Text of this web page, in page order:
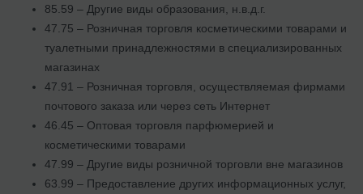
85.59 – Другие виды образования, н.в.д.г.
47.75 – Розничная торговля косметическими товарами и
туалетными принадлежностями в специализированных
магазинах
47.91 – Розничная торговля, осуществляемая фирмами
почтового заказа или через сеть Интернет
46.45 – Оптовая торговля парфюмерией и
косметическими товарами
47.99 – Другие виды розничной торговли вне магазинов
63.99 – Предоставление других информационных услуг,